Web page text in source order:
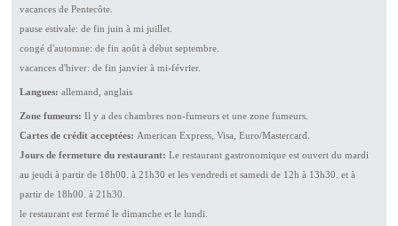
vacances de Pentecôte.
pause estivale: de fin juin à mi juillet.
congé d'automne: de fin août à début septembre.
vacances d'hiver: de fin janvier à mi-février.
Langues: allemand, anglais
Zone fumeurs: Il y a des chambres non-fumeurs et une zone fumeurs.
Cartes de crédit acceptées: American Express, Visa, Euro/Mastercard.
Jours de fermeture du restaurant: Le restaurant gastronomique est ouvert du mardi
au jeudi à partir de 18h00. à 21h30 et les vendredi et samedi de 12h à 13h30. et à
partir de 18h00. à 21h30.
le restaurant est fermé le dimanche et le lundi.